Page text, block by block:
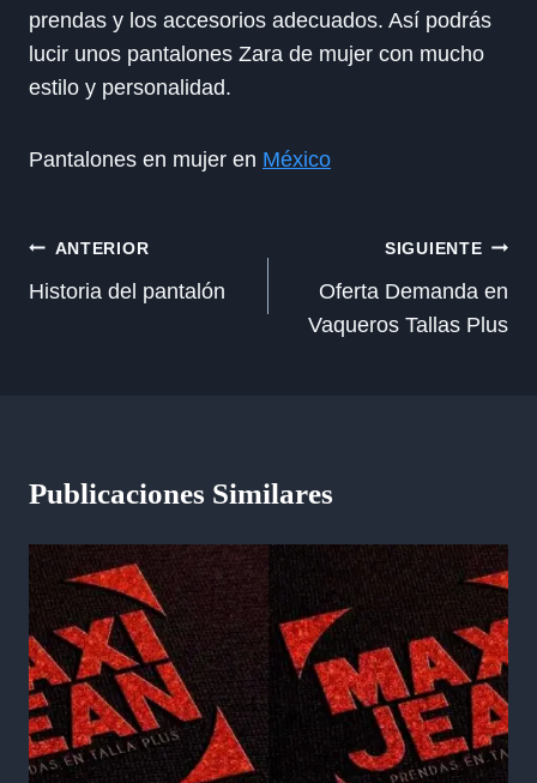
prendas y los accesorios adecuados. Así podrás
lucir unos pantalones Zara de mujer con mucho
estilo y personalidad.
Pantalones en mujer en México
Navegación
de
ANTERIOR
Historia del pantalón
SIGUIENTE
Oferta Demanda en
Vaqueros Tallas Plus
Publicaciones Similares